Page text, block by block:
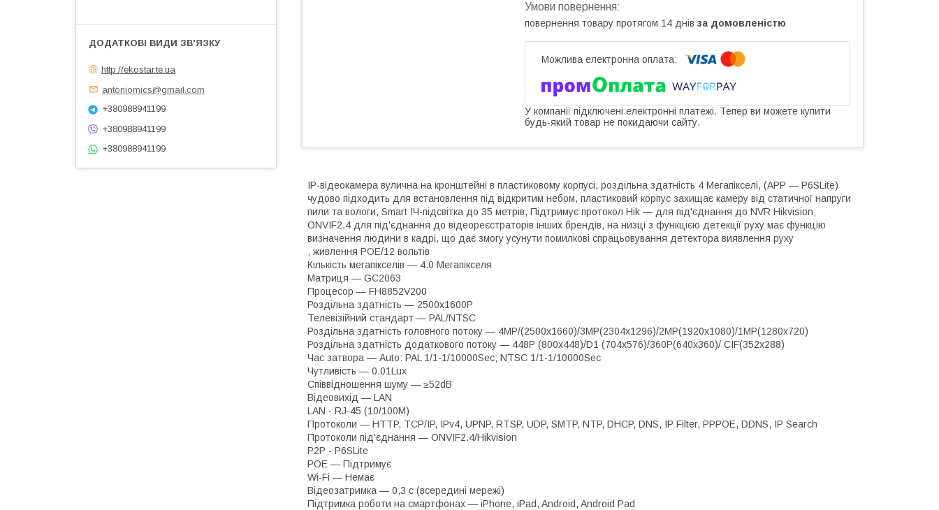
повернення товару протягом 14 днів за домовленістю
У компанії підключені електронні платежі. Тепер ви можете купити
будь-який товар не покидаючи сайту.
IP-відеокамера вулична на кронштейні в пластиковому корпусі, роздільна здатність 4 Мегапікселі, (APP — P6SLite)
чудово підходить для встановлення під відкритим небом, пластиковий корпус захищає камеру від статичної напруги
пили та вологи, Smart ІЧ-підсвітка до 35 метрів, Підтримує протокол Hik — для під'єднання до NVR Hikvision;
ONVIF2.4 для під'єднання до відеореєстраторів інших брендів, на низці з функцією детекції руху має функцію
визначення людини в кадрі, що дає змогу усунути помилкові спрацьовування детектора виявлення руху
, живлення POE/12 вольтів
Кількість мегапікселів — 4.0 Мегапікселя
Матриця — GC2063
Процесор — FH8852V200
Роздільна здатність — 2500х1600P
Телевізійний стандарт — PAL/NTSC
Роздільна здатність головного потоку — 4MP/(2500х1660)/3MP(2304х1296)/2MP(1920х1080)/1MP(1280х720)
Роздільна здатність додаткового потоку — 448P (800х448)/D1 (704х576)/360P(640х360)/ CIF(352х288)
Час затвора — Auto: PAL 1/1-1/10000Sec; NTSC 1/1-1/10000Sec
Чутливість — 0.01Lux
Співвідношення шуму — ≥52dB
Відеовихід — LAN
LAN - RJ-45 (10/100M)
Протоколи — HTTP, TCP/IP, IPv4, UPNP, RTSP, UDP, SMTP, NTP, DHCP, DNS, IP Filter, PPPOE, DDNS, IP Search
Протоколи під'єднання — ONVIF2.4/Hikvision
P2P - P6SLite
POE — Підтримує
Wi-Fi — Немає
Відеозатримка — 0,3 с (всередині мережі)
Підтримка роботи на смартфонах — iPhone, iPad, Android, Android Pad
http://ekostar.te.ua
antoniomics@gmail.com
+380988941199
+380988941199
+380988941199